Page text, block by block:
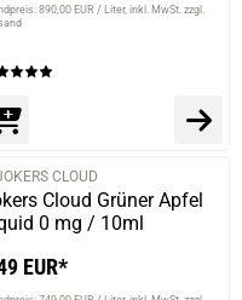
so süß, schmeckt
man guten
890,00 EUR / Liter inkl. MwSt. zzgl.
CLOUD
Cloud Grüner Apfel
0 mg / 10ml
EUR*